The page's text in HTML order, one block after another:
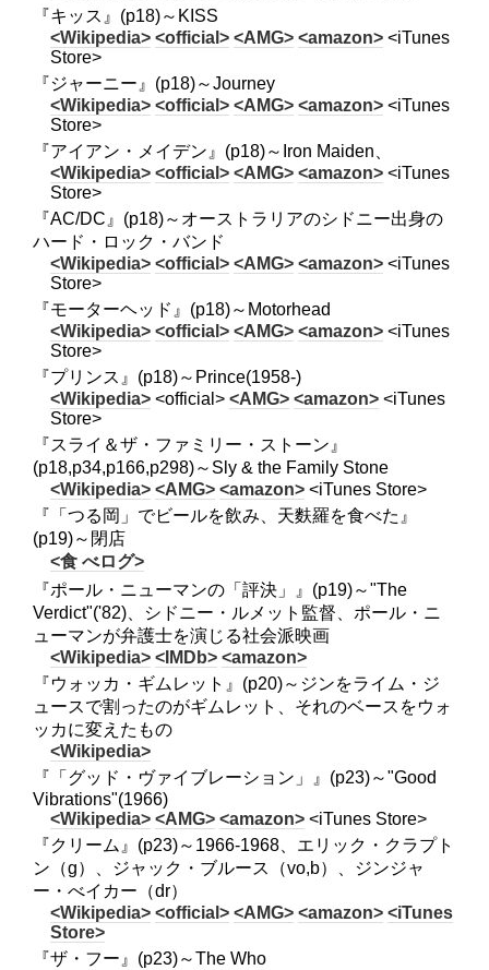
『キッス』(p18)～KISS
<Wikipedia> <official> <AMG> <amazon> <iTunes
Store>
『ジャーニー』(p18)～Journey
<Wikipedia> <official> <AMG> <amazon> <iTunes
Store>
『アイアン・メイデン』(p18)～Iron Maiden、
<Wikipedia> <official> <AMG> <amazon> <iTunes
Store>
『AC/DC』(p18)～オーストラリアのシドニー出身の
ハード・ロック・バンド
<Wikipedia> <official> <AMG> <amazon> <iTunes
Store>
『モーターヘッド』(p18)～Motorhead
<Wikipedia> <official> <AMG> <amazon> <iTunes
Store>
『プリンス』(p18)～Prince(1958-)
<Wikipedia> <official> <AMG> <amazon> <iTunes
Store>
『スライ＆ザ・ファミリー・ストーン』
(p18,p34,p166,p298)～Sly & the Family Stone
<Wikipedia> <AMG> <amazon> <iTunes Store>
『「つる岡」でビールを飲み、天麩羅を食べた』
(p19)～閉店
<食 べログ>
『ポール・ニューマンの「評決」』(p19)～"The
Verdict"('82)、シドニー・ルメット監督、ポール・ニ
ューマンが弁護士を演じる社会派映画
<Wikipedia> <IMDb> <amazon>
『ウォッカ・ギムレット』(p20)～ジンをライム・ジ
ュースで割ったのがギムレット、それのベースをウォ
ッカに変えたもの
<Wikipedia>
『「グッド・ヴァイブレーション」』(p23)～"Good
Vibrations"(1966)
<Wikipedia> <AMG> <amazon> <iTunes Store>
『クリーム』(p23)～1966-1968、エリック・クラプト
ン（g）、ジャック・ブルース（vo,b）、ジンジャ
ー・べイカー（dr）
<Wikipedia> <official> <AMG> <amazon> <iTunes
Store>
『ザ・フー』(p23)～The Who